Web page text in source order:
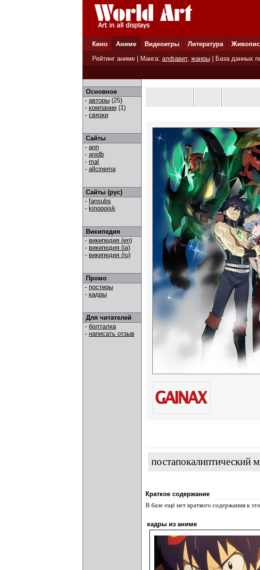
Кино Аниме Видеоигры Литература
Рейтинг аниме | Манга: алфавит, жанры База данных
Основное
- авторы (25)
- компании (1)
- связки
Сайты
- ann
- anidb
- mal
- allcinema
Сайты (рус)
- fansubs
- kinopoisk
Википедия
- википедия (en)
- википедия (ja)
- википедия (ru)
Промо
- постеры
- кадры
Для читателей
- болталка
- написать отзыв
постапокалиптический
Краткое содержание
В базе ещё нет краткого содержания к
кадры из аниме